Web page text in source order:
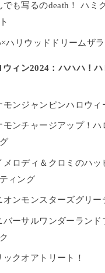
でも写るのdeath！ ハミ
ハリウッドドリームザ
ウィン2024：ハハハ！
モンジャンピンハロウィ
モンチャージアップ！ハ
メロディ＆クロミのハッ
ィング
オンモンスターズグリー
バーサルワンダーランド
ックオアトリート！